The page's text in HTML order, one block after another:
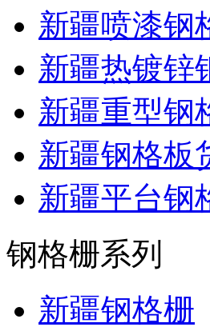
新疆喷漆钢
新疆热镀锌
新疆重型钢
新疆钢格板
新疆平台钢
钢格栅系列
新疆钢格栅